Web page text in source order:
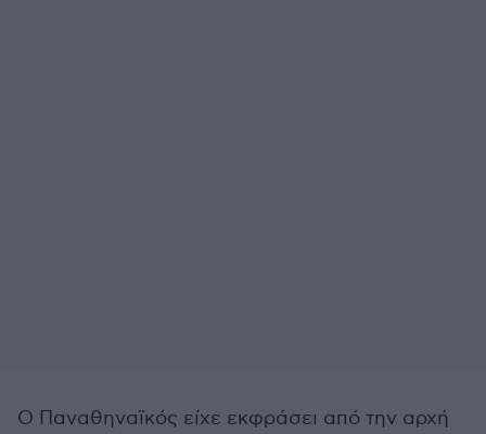
Ο Παναθηναϊκός είχε εκφράσει από την αρχή